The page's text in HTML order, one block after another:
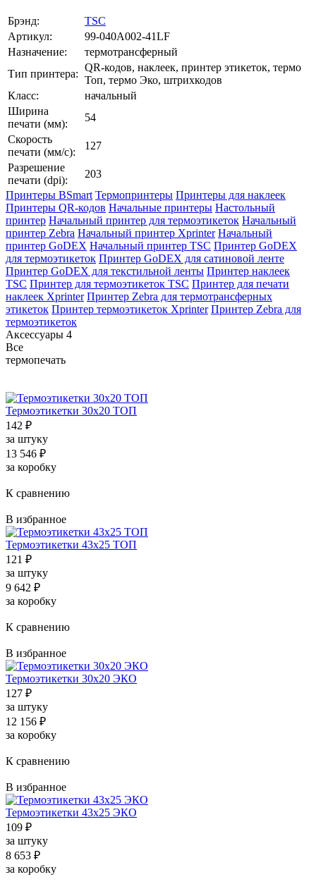
Брэнд:
TSC
Артикул:
99-040A002-41LF
Назначение:
термотрансферный
Тип принтера:
QR-кодов, наклеек, принтер этикеток, термо
Топ, термо Эко, штрихкодов
Класс:
начальный
Ширина
печати (мм):
54
Скорость
печати (мм/с):
127
Разрешение
печати (dpi):
203
Принтеры BSmart Термопринтеры Принтеры для наклеек
Принтеры QR-кодов Начальные принтеры Настольный
принтер Начальный принтер для термоэтикеток Начальный
принтер Zebra Начальный принтер Xprinter Начальный
принтер GoDEX Начальный принтер TSC Принтер GoDEX
для термоэтикеток Принтер GoDEX для сатиновой ленте
Принтер GoDEX для текстильной ленты Принтер наклеек
TSC Принтер для термоэтикеток TSC Принтер для печати
наклеек Xprinter Принтер Zebra для термотрансферных
этикеток Принтер термоэтикеток Xprinter Принтер Zebra для
термоэтикеток
Аксессуары 4
Все
термопечать
Термоэтикетки 30x20 ТОП
142 ₽
за штуку
13 546 ₽
за коробку
К сравнению
В избранное
Термоэтикетки 43x25 ТОП
121 ₽
за штуку
9 642 ₽
за коробку
К сравнению
В избранное
Термоэтикетки 30x20 ЭКО
127 ₽
за штуку
12 156 ₽
за коробку
К сравнению
В избранное
Термоэтикетки 43x25 ЭКО
109 ₽
за штуку
8 653 ₽
за коробку